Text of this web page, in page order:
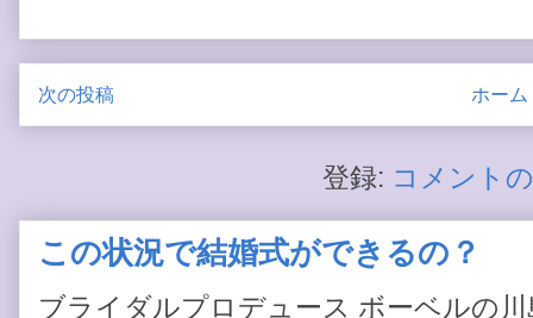
次の投稿 ホーム
登録: コメント
この状況で結婚式ができるの？
ブライダルプロデュース ボーベルの